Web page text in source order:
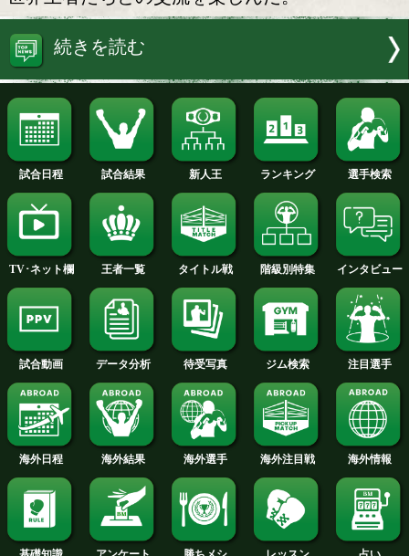
王者のガッツ石松氏の提唱により2010
立。ガッツ石松氏が初代会長を務め、
らは元WBC世界スーパーライト級王者
史氏が2代目会長を引き継いでいる。
会場には男女合わせて53名の世界チャ
ンが集結。約250名のファン、関係者が
世界王者たちとの交流を楽しんだ。
続きを読む
試合日程 試合結果 新人王 ランキング
TV･ネット欄 王者一覧 タイトル戦 階級別特集